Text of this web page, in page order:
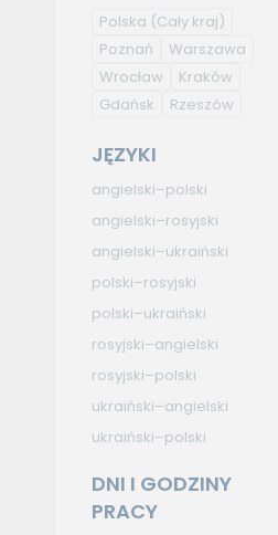
Polska (Cały kraj)
Poznań
Warszawa
Wrocław
Kraków
Gdańsk
Rzeszów
JĘZYKI
angielski–polski
angielski–rosyjski
angielski–ukraiński
polski–rosyjski
polski–ukraiński
rosyjski–angielski
rosyjski–polski
ukraiński–angielski
ukraiński–polski
DNI I GODZINY
PRACY